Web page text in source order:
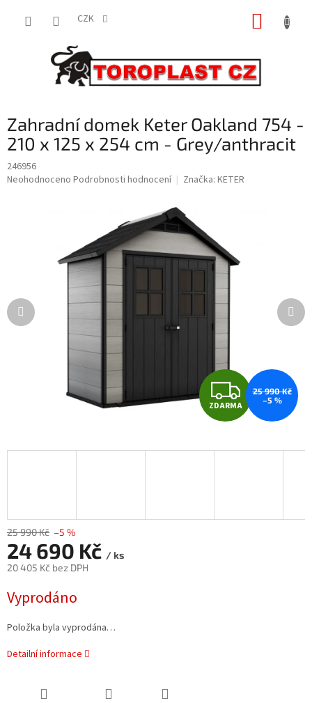
CZK
Zahradní domek Keter Oakland 754 -
210 x 125 x 254 cm - Grey/anthracit
246956
Průměrné
Neohodnoceno Podrobnosti hodnocení Značka: KETER
Z
D
A
ZDARMA
25 990 Kč
–5 %
25 990 Kč –5 %
24 690 Kč / ks
20 405 Kč bez DPH
cena:
Vyprodáno
Položka byla vyprodána…
Detailní informace